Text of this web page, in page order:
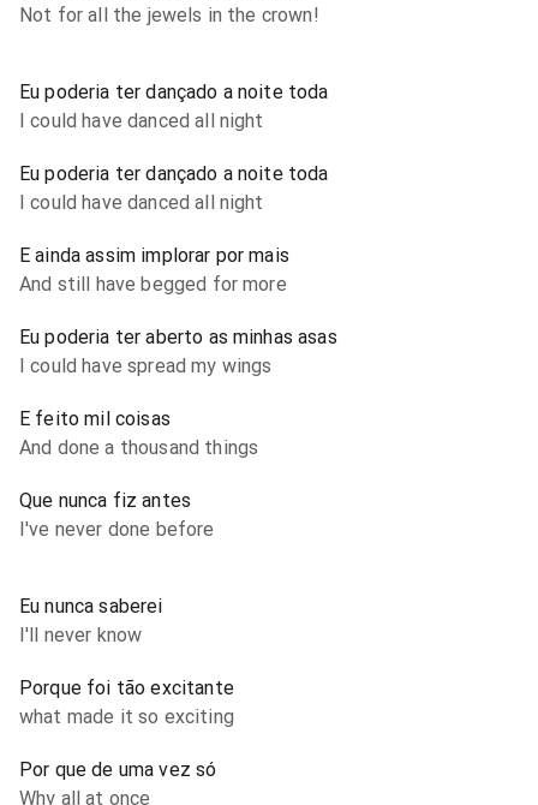
Not for all the jewels in the crown!
Eu poderia ter dançado a noite toda
I could have danced all night
Eu poderia ter dançado a noite toda
I could have danced all night
E ainda assim implorar por mais
And still have begged for more
Eu poderia ter aberto as minhas asas
I could have spread my wings
E feito mil coisas
And done a thousand things
Que nunca fiz antes
I've never done before
Eu nunca saberei
I'll never know
Porque foi tão excitante
what made it so exciting
Por que de uma vez só
Why all at once